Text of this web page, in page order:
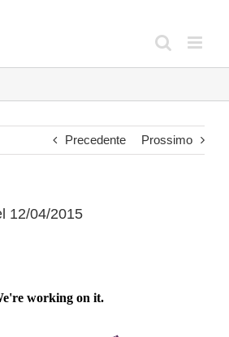
Precedente Prossimo
12/04/2015